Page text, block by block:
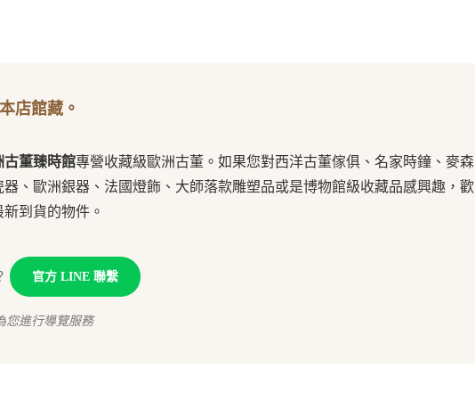
店館藏。
古董臻時館專營收藏級歐洲古董。如果您對西洋古董傢俱、名家時鐘、麥森
器、歐洲銀器、法國燈飾、大師落款雕塑品或是博物館級收藏品感興趣，歡
到貨的物件。
官方 LINE 聯繫
您進行導覽服務